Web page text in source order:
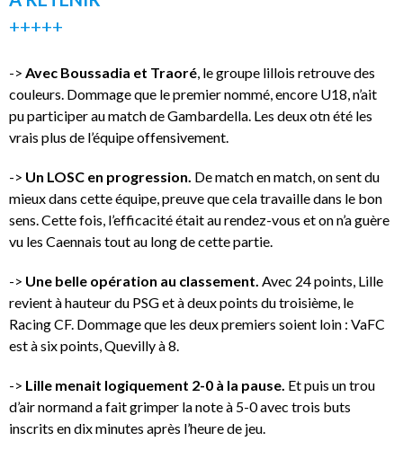
+++++
-> Avec Boussadia et Traoré , le groupe lillois retrouve des
couleurs. Dommage que le premier nommé, encore U18, n’ait
pu participer au match de Gambardella. Les deux otn été les
vrais plus de l’équipe offensivement.
-> Un LOSC en progression. De match en match, on sent du
mieux dans cette équipe, preuve que cela travaille dans le bon
sens. Cette fois, l’efficacité était au rendez-vous et on n’a guère
vu les Caennais tout au long de cette partie.
-> Une belle opération au classement. Avec 24 points, Lille
revient à hauteur du PSG et à deux points du troisième, le
Racing CF. Dommage que les deux premiers soient loin : VaFC
est à six points, Quevilly à 8.
-> Lille menait logiquement 2-0 à la pause. Et puis un trou
d’air normand a fait grimper la note à 5-0 avec trois buts
inscrits en dix minutes après l’heure de jeu.